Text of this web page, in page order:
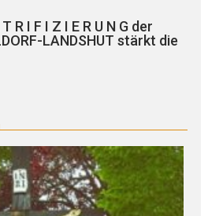
R I F I Z I E R U N G der
LANDSHUT stärkt die